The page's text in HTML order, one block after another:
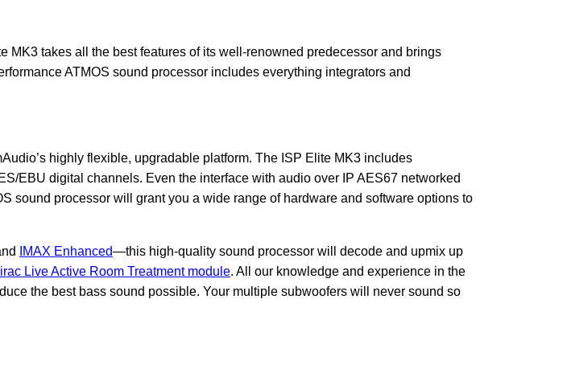
takes all the best features of its well-renowned predecessor and brings
ATMOS sound processor includes everything integrators and
highly flexible, upgradable platform. The ISP Elite MK3 includes
EBU digital channels. Even the interface with audio over IP AES67 networked
sound processor will grant you a wide range of hardware and software options to
IMAX Enhanced—this high-quality sound processor will decode and upmix up
Live Active Room Treatment module. All our knowledge and experience in the
the best bass sound possible. Your multiple subwoofers will never sound so